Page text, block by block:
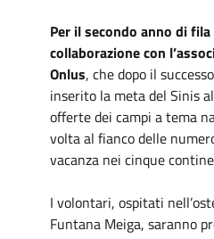
Per il secondo anno di
collaborazione con
Onlus, che dopo il
inserito la meta del Sinis
offerte dei campi a tema
volta al fianco delle
vacanza nei cinque
I volontari, ospitati
Funtana Meiga, saranno